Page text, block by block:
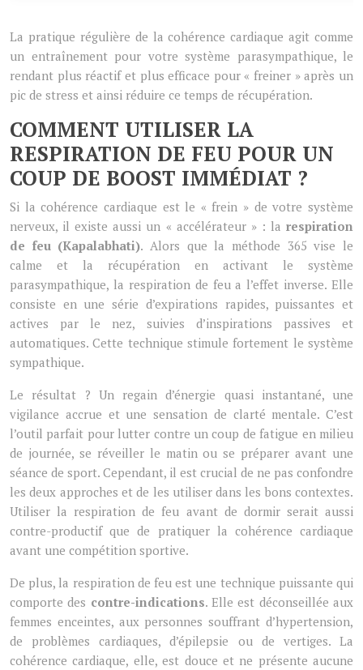
La pratique régulière de la cohérence cardiaque agit comme
un entraînement pour votre système parasympathique, le
rendant plus réactif et plus efficace pour « freiner » après un
pic de stress et ainsi réduire ce temps de récupération.
COMMENT UTILISER LA
RESPIRATION DE FEU POUR UN
COUP DE BOOST IMMÉDIAT ?
Si la cohérence cardiaque est le « frein » de votre système
nerveux, il existe aussi un « accélérateur » : la respiration
de feu (Kapalabhati). Alors que la méthode 365 vise le
calme et la récupération en activant le système
parasympathique, la respiration de feu a l’effet inverse. Elle
consiste en une série d’expirations rapides, puissantes et
actives par le nez, suivies d’inspirations passives et
automatiques. Cette technique stimule fortement le système
sympathique.
Le résultat ? Un regain d’énergie quasi instantané, une
vigilance accrue et une sensation de clarté mentale. C’est
l’outil parfait pour lutter contre un coup de fatigue en milieu
de journée, se réveiller le matin ou se préparer avant une
séance de sport. Cependant, il est crucial de ne pas confondre
les deux approches et de les utiliser dans les bons contextes.
Utiliser la respiration de feu avant de dormir serait aussi
contre-productif que de pratiquer la cohérence cardiaque
avant une compétition sportive.
De plus, la respiration de feu est une technique puissante qui
comporte des contre-indications. Elle est déconseillée aux
femmes enceintes, aux personnes souffrant d’hypertension,
de problèmes cardiaques, d’épilepsie ou de vertiges. La
cohérence cardiaque, elle, est douce et ne présente aucune